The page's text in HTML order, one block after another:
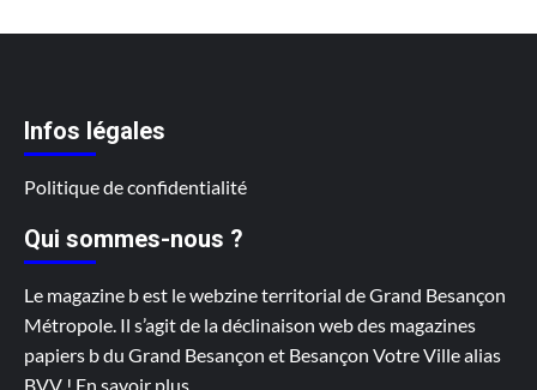
Infos légales
Politique de confidentialité
Qui sommes-nous ?
Le magazine b est le webzine territorial de Grand Besançon
Métropole. Il s’agit de la déclinaison web des magazines
papiers b du Grand Besançon et Besançon Votre Ville alias
BVV ! En savoir plus